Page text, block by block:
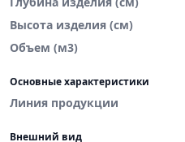
Высота изделия (см)
Объем (м3)
Основные характеристики
Линия продукции
Внешний вид